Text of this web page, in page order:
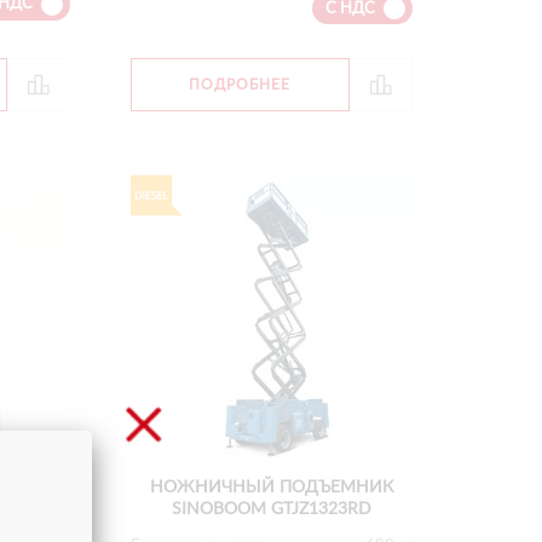
С НДС
ПОДРОБНЕЕ
НОЖНИЧНЫЙ ПОДЪЕМНИК
SINOBOOM GTJZ1323RD